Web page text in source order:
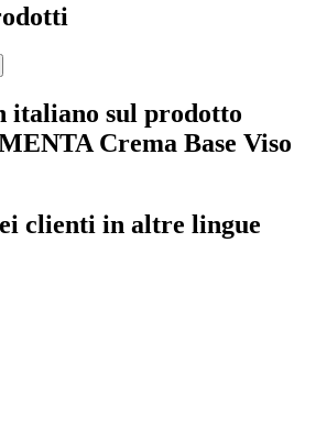
italiano sul prodotto
Crema Base Viso
clienti in altre lingue